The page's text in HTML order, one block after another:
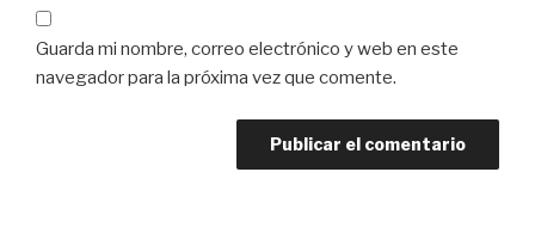
Guarda mi nombre, correo electrónico y web en este
navegador para la próxima vez que comente.